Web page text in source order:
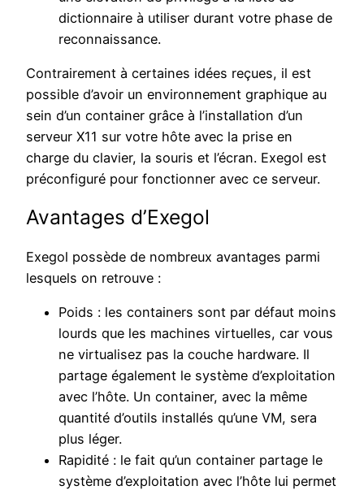
dictionnaire à utiliser durant votre phase de
reconnaissance.
Contrairement à certaines idées reçues, il est
possible d’avoir un environnement graphique au
sein d’un container grâce à l’installation d’un
serveur X11 sur votre hôte avec la prise en
charge du clavier, la souris et l’écran. Exegol est
préconfiguré pour fonctionner avec ce serveur.
Avantages d’Exegol
Exegol possède de nombreux avantages parmi
lesquels on retrouve :
Poids : les containers sont par défaut moins
lourds que les machines virtuelles, car vous
ne virtualisez pas la couche hardware. Il
partage également le système d’exploitation
avec l’hôte. Un container, avec la même
quantité d’outils installés qu’une VM, sera
plus léger.
Rapidité : le fait qu’un container partage le
système d’exploitation avec l’hôte lui permet